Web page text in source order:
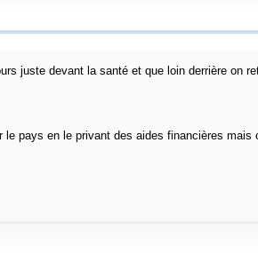
juste devant la santé et que loin derrière on
pays en le privant des aides financières